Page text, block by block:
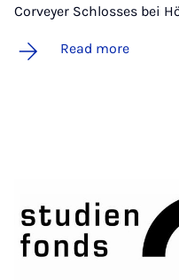
Corveyer Schlosses bei
Read more